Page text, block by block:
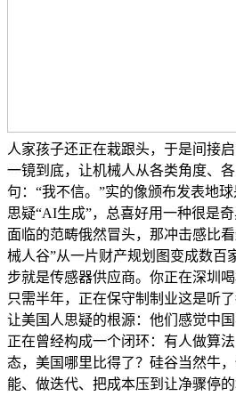
人家孩子还正在栽跟头，于是间接
一镜到底，让机械人从各类角度、
句：“我不信。”实的像颁布发表地
思疑“AI生成”，总喜好用一种很是
面临的范畴俄然冒头，那冲击感比
械人谷”从一片财产规划图变成数百
步就是传感器供应商。你正在深圳
只需半年，正在保守制制业这是听
让美国人思疑的根源：他们感觉中
正在曾经构成一个闭环：有人做算
态，美国哪里比得了？硅谷当然牛
能、做迭代、把成本压到让净骤停